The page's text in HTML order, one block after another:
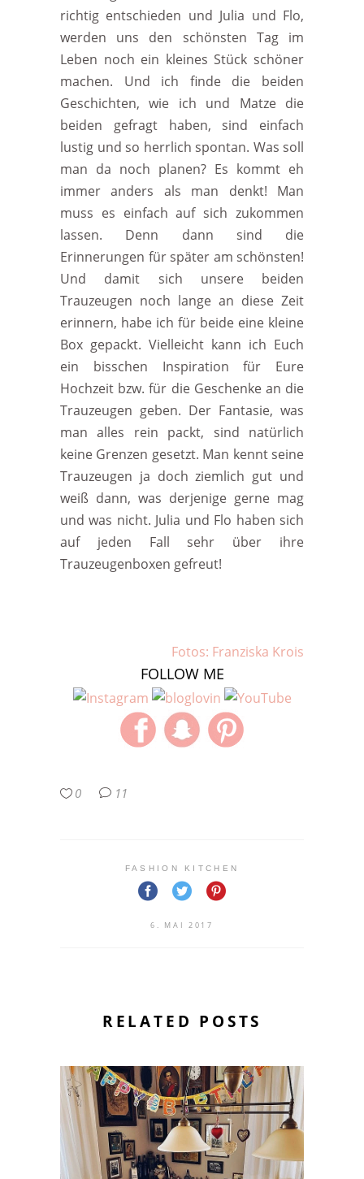
richtig entschieden und Julia und Flo,
werden uns den schönsten Tag im
Leben noch ein kleines Stück schöner
machen. Und ich finde die beiden
Geschichten, wie ich und Matze die
beiden gefragt haben, sind einfach
lustig und so herrlich spontan. Was soll
man da noch planen? Es kommt eh
immer anders als man denkt! Man
muss es einfach auf sich zukommen
lassen. Denn dann sind die
Erinnerungen für später am schönsten!
Und damit sich unsere beiden
Trauzeugen noch lange an diese Zeit
erinnern, habe ich für beide eine kleine
Box gepackt. Vielleicht kann ich Euch
ein bisschen Inspiration für Eure
Hochzeit bzw. für die Geschenke an die
Trauzeugen geben. Der Fantasie, was
man alles rein packt, sind natürlich
keine Grenzen gesetzt. Man kennt seine
Trauzeugen ja doch ziemlich gut und
weiß dann, was derjenige gerne mag
und was nicht. Julia und Flo haben sich
auf jeden Fall sehr über ihre
Trauzeugenboxen gefreut!
Fotos: Franziska Krois
FOLLOW ME
0 11
FASHION KITCHEN
6. MAI 2017
RELATED POSTS